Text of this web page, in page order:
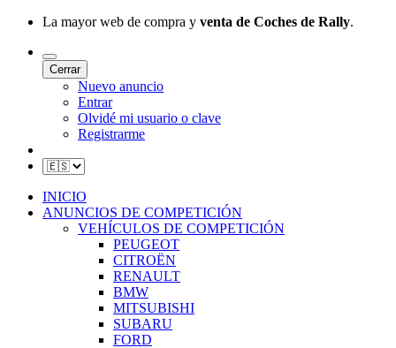
La mayor web de compra y venta de Coches de Rally.
Cerrar
Nuevo anuncio
Entrar
Olvidé mi usuario o clave
Registrarme
INICIO
ANUNCIOS DE COMPETICIÓN
VEHÍCULOS DE COMPETICIÓN
PEUGEOT
CITROËN
RENAULT
BMW
MITSUBISHI
SUBARU
FORD